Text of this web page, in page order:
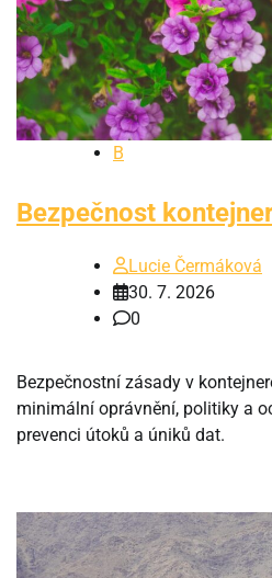
B
Bezpečnost
Lucie Čermáková
30. 7. 2026
0
Bezpečnostní zásady v
minimální oprávnění, politiky a
prevenci útoků a úniků dat.